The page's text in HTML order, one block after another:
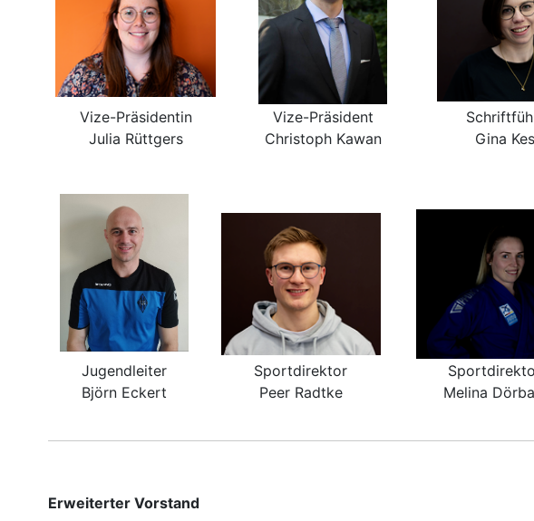
Vize-Präsidentin
Julia Rüttgers
Vize-Präsident
Christoph Kawan
Gina
Jugendleiter
Björn Eckert
Sportdirektor
Peer Radtke
Melina
Erweiterter Vorstand